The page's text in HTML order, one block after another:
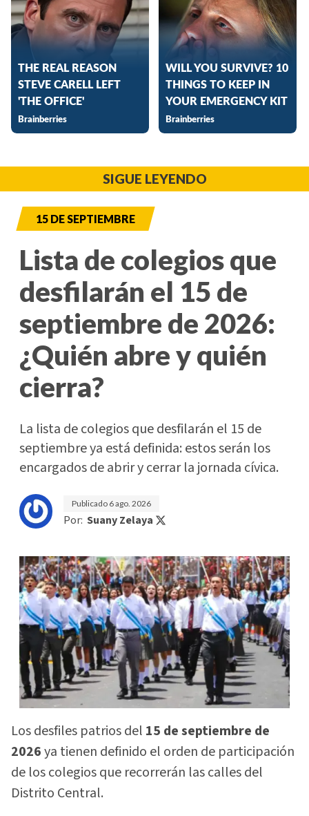
SIGUE LEYENDO
15 DE SEPTIEMBRE
Lista de colegios que
desfilarán el 15 de
septiembre de 2026:
¿Quién abre y quién
cierra?
La lista de colegios que desfilarán el 15 de
septiembre ya está definida: estos serán los
encargados de abrir y cerrar la jornada cívica.
Publicado 6 ago. 2026
Por: Suany Zelaya
Los desfiles patrios del 15 de septiembre de
2026ya tienen definido el orden de participación
de los colegios que recorrerán las calles del
Distrito Central.